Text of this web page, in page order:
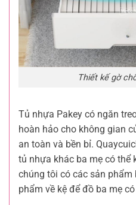
Thiết kế gờ
Tủ nhựa Pakey có ngăn
hoàn hảo cho không gian
an toàn và bền bỉ.
tủ nhựa khác ba mẹ có thể
chúng tôi có các sản phẩm
phẩm về kệ để đồ ba mẹ